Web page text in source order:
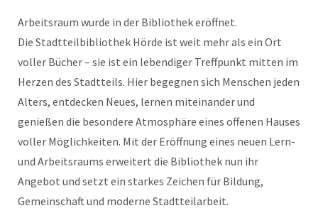
Arbeitsraum wurde in der Bibliothek eröffnet.
Die Stadtteilbibliothek Hörde ist weit mehr als ein Ort
voller Bücher – sie ist ein lebendiger Treffpunkt mitten im
Herzen des Stadtteils. Hier begegnen sich Menschen jeden
Alters, entdecken Neues, lernen miteinander und
genießen die besondere Atmosphäre eines offenen Hauses
voller Möglichkeiten. Mit der Eröffnung eines neuen Lern-
und Arbeitsraums erweitert die Bibliothek nun ihr
Angebot und setzt ein starkes Zeichen für Bildung,
Gemeinschaft und moderne Stadtteilarbeit.